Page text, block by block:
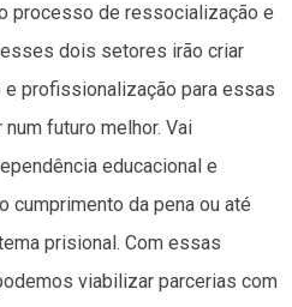
processo de ressocialização e
dois setores irão criar
profissionalização para essas
futuro melhor. Vai
educacional e
cumprimento da pena ou até
prisional. Com essas
viabilizar parcerias com